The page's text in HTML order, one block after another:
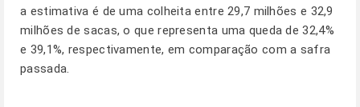
a estimativa é de uma colheita entre 29,7 milhões e 32,9
milhões de sacas, o que representa uma queda de 32,4%
e 39,1%, respectivamente, em comparação com a safra
passada.